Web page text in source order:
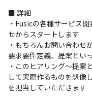
■ 詳細
・Fusicの各種サービス
せからスタートします
・もちろんお問い合わせ
要求要件定義、提案とい
・このヒアリング～提案
して実際作るものを想像
を担当していただきます